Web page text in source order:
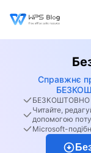
Справжнє
БЕЗКОШТОВНО
Читайте,
допомогою
Microsoft-